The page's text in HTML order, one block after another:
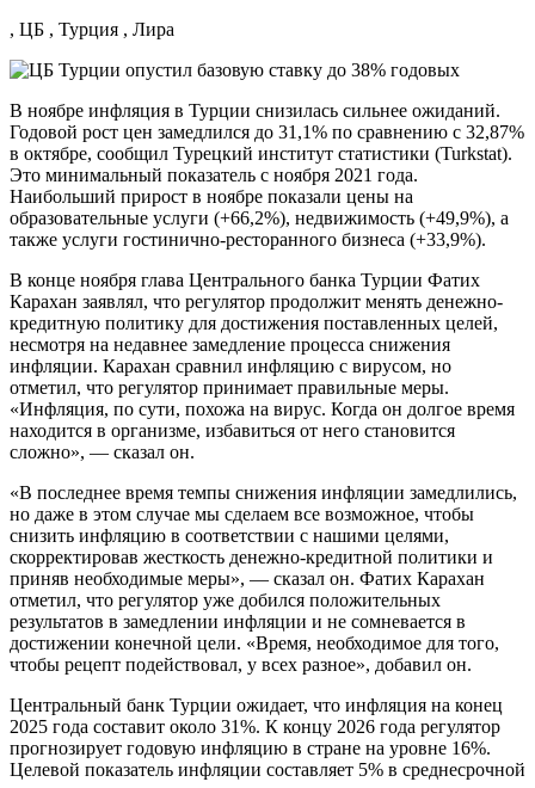
, ЦБ , Турция , Лира
В ноябре инфляция в Турции снизилась сильнее ожиданий.
Годовой рост цен замедлился до 31,1% по сравнению с 32,87%
в октябре, сообщил Турецкий институт статистики (Turkstat).
Это минимальный показатель с ноября 2021 года.
Наибольший прирост в ноябре показали цены на
образовательные услуги (+66,2%), недвижимость (+49,9%), а
также услуги гостинично-ресторанного бизнеса (+33,9%).
В конце ноября глава Центрального банка Турции Фатих
Карахан заявлял, что регулятор продолжит менять денежно-
кредитную политику для достижения поставленных целей,
несмотря на недавнее замедление процесса снижения
инфляции. Карахан сравнил инфляцию с вирусом, но
отметил, что регулятор принимает правильные меры.
«Инфляция, по сути, похожа на вирус. Когда он долгое время
находится в организме, избавиться от него становится
сложно», — сказал он.
«В последнее время темпы снижения инфляции замедлились,
но даже в этом случае мы сделаем все возможное, чтобы
снизить инфляцию в соответствии с нашими целями,
скорректировав жесткость денежно-кредитной политики и
приняв необходимые меры», — сказал он. Фатих Карахан
отметил, что регулятор уже добился положительных
результатов в замедлении инфляции и не сомневается в
достижении конечной цели. «Время, необходимое для того,
чтобы рецепт подействовал, у всех разное», добавил он.
Центральный банк Турции ожидает, что инфляция на конец
2025 года составит около 31%. К концу 2026 года регулятор
прогнозирует годовую инфляцию в стране на уровне 16%.
Целевой показатель инфляции составляет 5% в среднесрочной